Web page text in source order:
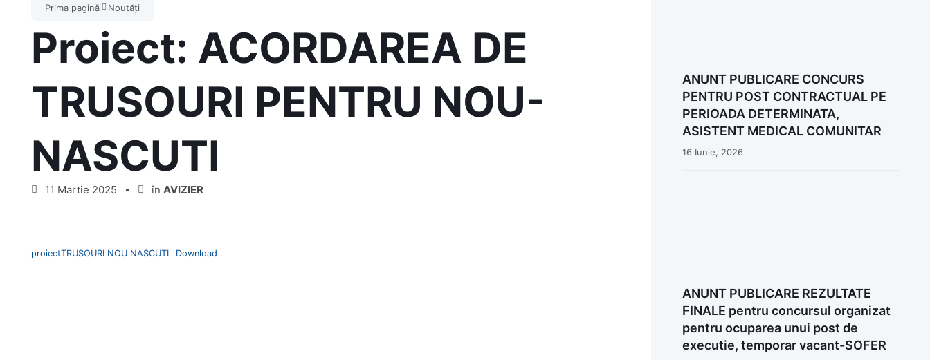
Prima pagină Noutăți
Proiect: ACORDAREA DE
TRUSOURI PENTRU NOU-
NASCUTI
11 Martie 2025 în AVIZIER
proiectTRUSOURI NOU NASCUTI Download
ANUNT PUBLICARE CONCURS
PENTRU POST CONTRACTUAL PE
PERIOADA DETERMINATA,
ASISTENT MEDICAL COMUNITAR
16 Iunie, 2026
ANUNT PUBLICARE REZULTATE
FINALE pentru concursul organizat
pentru ocuparea unui post de
executie, temporar vacant-SOFER